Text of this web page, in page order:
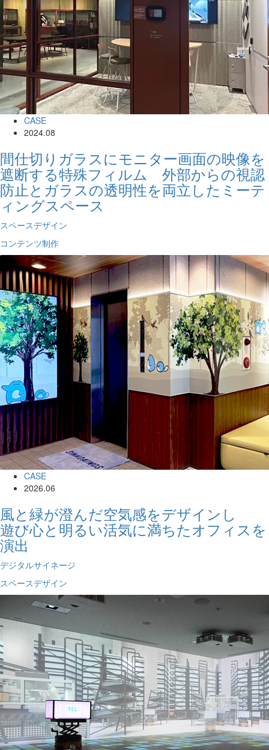
CASE
2024.08
間仕切りガラスにモニター画面の映像を
遮断する特殊フィルム 外部からの視認
防止とガラスの透明性を両立したミーテ
ィングスペース
スペースデザイン
コンテンツ制作
CASE
2026.06
風と緑が澄んだ空気感をデザインし
遊び心と明るい活気に満ちたオフィスを
演出
デジタルサイネージ
スペースデザイン